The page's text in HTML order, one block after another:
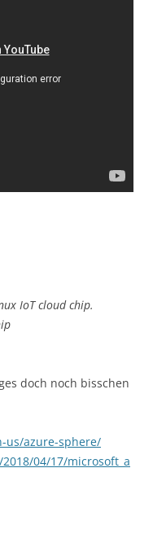
IoT cloud chip.
doch noch bisschen
us/azure-sphere/
04/17/microsoft_a